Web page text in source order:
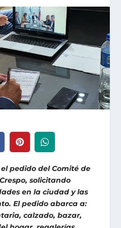
pedido del Comité de
solicitando
en la ciudad y las
El pedido abarca a:
calzado, bazar,